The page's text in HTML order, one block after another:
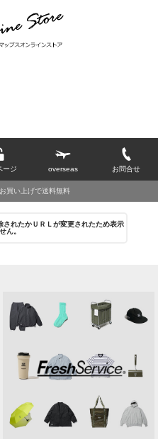
ージ overseas お問合せ
買い上げで送料無料
れたかＵＲＬが変更されたため表示
ん。